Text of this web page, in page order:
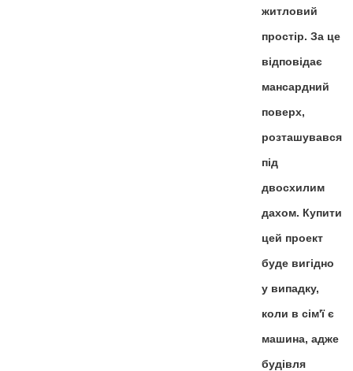
житловий
простір. За це
відповідає
мансардний
поверх,
розташувався
під
двосхилим
дахом. Купити
цей проект
буде вигідно
у випадку,
коли в сім'ї є
машина, адже
будівля